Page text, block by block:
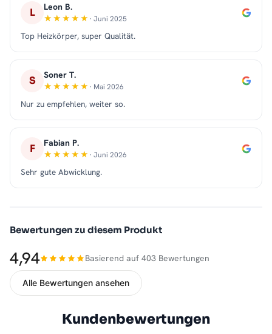
L Leon B.
· Juni 2025
Top Heizkörper, super Qualität.
S Soner T.
· Mai 2026
Nur zu empfehlen, weiter so.
F Fabian P.
· Juni 2026
Sehr gute Abwicklung.
Bewertungen zu diesem Produkt
4,94 Basierend auf 403 Bewertungen
Alle Bewertungen ansehen
Kundenbewertungen